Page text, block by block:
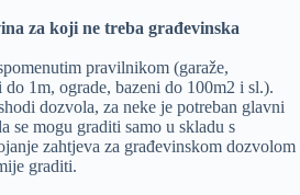
za koji ne treba građevinska
pravilnikom (garaže,
1m, ograde, bazeni do 100m2 i sl.).
dozvola, za neke je potreban glavni
se mogu graditi samo u skladu s
zahtjeva za građevinskom dozvolom
graditi.